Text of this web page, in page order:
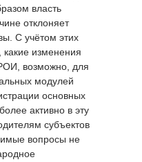
власть
отклоняет
С учётом этих
какие изменения
возможно, для
модулей
основных
активно в эту
субъектов
вопросы не